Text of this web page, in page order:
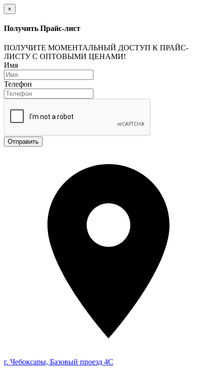
×
Получить Прайс-лист
ПОЛУЧИТЕ МОМЕНТАЛЬНЫЙ ДОСТУП К ПРАЙС-
ЛИСТУ С ОПТОВЫМИ ЦЕНАМИ!
Имя
Телефон
Отправить
г. Чебоксары, Базовый проезд 4С